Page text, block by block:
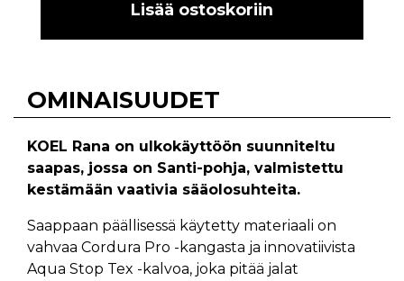
Lisää ostoskoriin
OMINAISUUDET
KOEL Rana on ulkokäyttöön suunniteltu
saapas, jossa on Santi-pohja, valmistettu
kestämään vaativia sääolosuhteita.
Saappaan päällisessä käytetty materiaali on
vahvaa Cordura Pro -kangasta ja innovatiivista
Aqua Stop Tex -kalvoa, joka pitää jalat